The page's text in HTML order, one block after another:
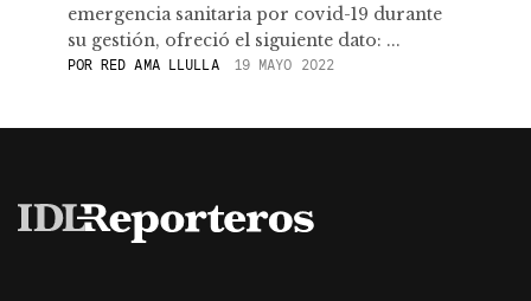
emergencia sanitaria por covid-19 durante
su gestión, ofreció el siguiente dato: ...
PORRED AMA LLULLA 19 MAYO 2022